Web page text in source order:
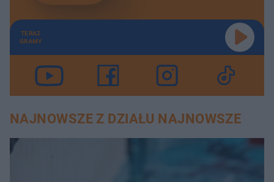
TERAZ
GRAMY
NAJNOWSZE Z DZIAŁU NAJNOWSZE